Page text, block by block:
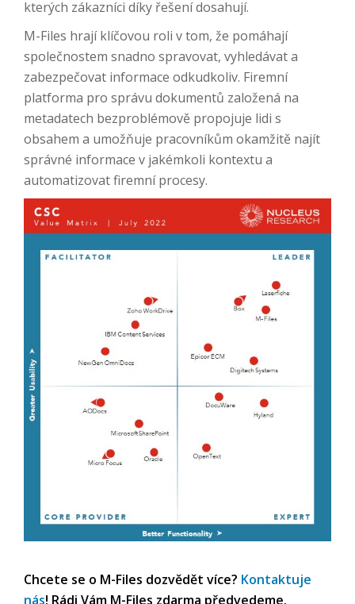
kterých zákazníci díky řešení dosahují.
M-Files hrají klíčovou roli v tom, že pomáhají
společnostem snadno spravovat, vyhledávat a
zabezpečovat informace odkudkoliv. Firemní
platforma pro správu dokumentů založená na
metadatech bezproblémově propojuje lidi s
obsahem a umožňuje pracovníkům okamžitě najít
správné informace v jakémkoli kontextu a
automatizovat firemní procesy.
Chcete se o M-Files dozvědět více? Kontaktuje
nás! Rádi Vám M-Files zdarma předvedeme.